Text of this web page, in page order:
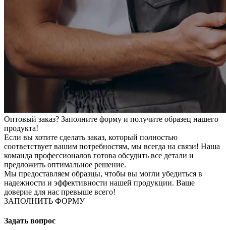
Оптовый заказ? Заполните форму и получите образец нашего
продукта!
Если вы хотите сделать заказ, который полностью
соответствует вашим потребностям, мы всегда на связи! Наша
команда профессионалов готова обсудить все детали и
предложить оптимальное решение.
Мы предоставляем образцы, чтобы вы могли убедиться в
надежности и эффективности нашей продукции. Ваше
доверие для нас превыше всего!
ЗАПОЛНИТЬ ФОРМУ
Задать вопрос